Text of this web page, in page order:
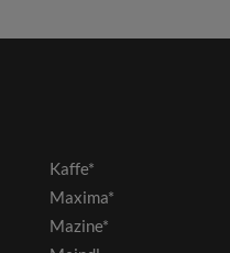
Kaffe*
Maxima*
Mazine*